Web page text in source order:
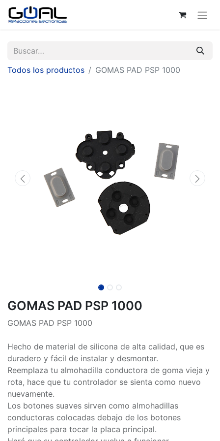
Todos los productos GOMAS PAD PSP 1000
GOMAS PAD PSP 1000
GOMAS PAD PSP 1000
Hecho de material de silicona de alta calidad, que es
duradero y fácil de instalar y desmontar.
Reemplaza tu almohadilla conductora de goma vieja y
rota, hace que tu controlador se sienta como nuevo
nuevamente.
Los botones suaves sirven como almohadillas
conductoras colocadas debajo de los botones
principales para tocar la placa principal.